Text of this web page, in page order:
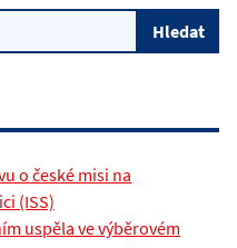
o české misi na
(ISS)
uspěla ve výběrovém